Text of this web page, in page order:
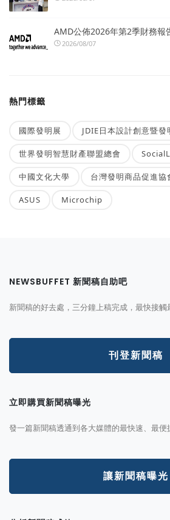
AMD公佈2026年第2季財務報
2026/08/07
熱門標籤
國際發明展 JDIE日本設計創意暨發
世界發明智慧財產聯盟總會
中國文化大學 台灣發明商品促進協
ASUS Microchip
NEWSBUFFET 新聞稿自助吧
新聞稿的好去處，三分鐘上稿完成，最快接觸
刊登新聞稿
立即購買新聞稿曝光
發一篇新聞稿透通到各大媒體的最快速、最便
讓新聞稿曝光